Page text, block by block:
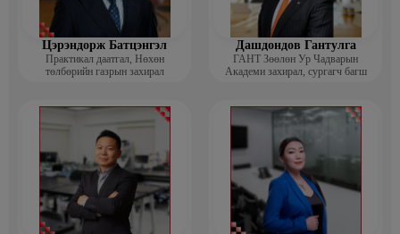
Цэрэндорж Батцэнгэл
Практикал даатгал, Нөхөн
төлбөрийн газрын захирал
Дашдондов Гантулга
ГАНТ Зөөлөн Ур Чадварын
Академи захирал, сургагч багш